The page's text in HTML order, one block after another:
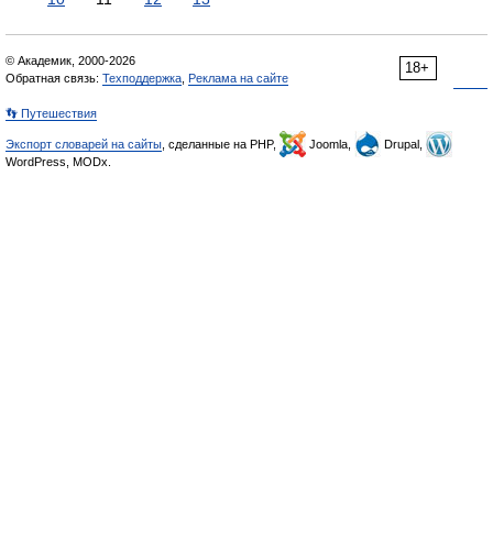
18+
© Академик, 2000-2026
Обратная связь: Техподдержка Реклама на сайте
👣 Путешествия
Экспорт словарей на сайты , сделанные на PHP, Joomla,
Drupal,
WordPress, MODx.